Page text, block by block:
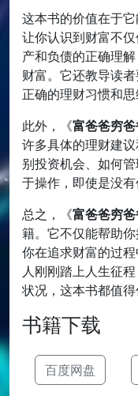
这本书的价值在于
让你认识到财富不
产和负债的正确理
财富。它还教导读
正确的理财习惯和思
此外，《富爸爸穷
许多具体的理财建
别投资机会、如何
于操作，即使是没有
总之，《富爸爸穷
籍。它不仅能帮助
你在追求财富的过
人刚刚踏上人生征
状况，这本书都值得
书籍下载
百度网盘